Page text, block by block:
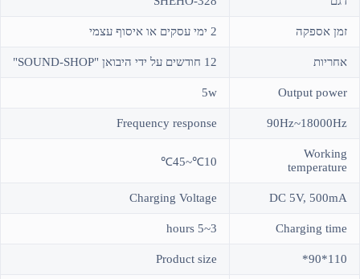
זמן אספקה 2 ימי עסקים או איסוף עצמי
אחריות 12 חודשים על ידי היבואן "SOUND-SHOP"
Output power
5w
90Hz~18000Hz
Frequency response
Working
temperature
10℃~45℃
DC 5V, 500mA
Charging Voltage
Charging time
3~5 hours
110*90*
Product size